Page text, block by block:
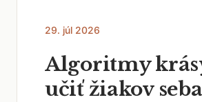
29. júl 2026
Algoritmy
učiť žiakov